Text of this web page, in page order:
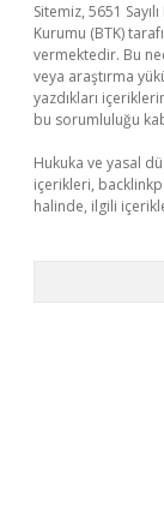
Sitemiz, 5651
Kurumu (BTK)
vermektedir. Bu
veya araştırma
yazdıkları
bu sorumluluğu
Hukuka ve yasal
içerikleri,
halinde, ilgili